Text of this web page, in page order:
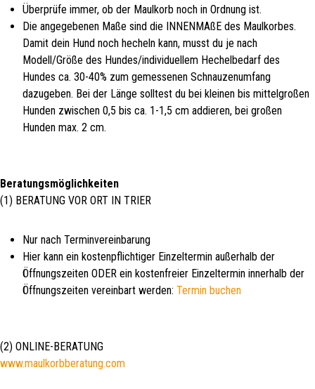
Überprüfe immer, ob der Maulkorb noch in Ordnung ist.
Die angegebenen Maße sind die INNENMAßE des Maulkorbes.
Damit dein Hund noch hecheln kann, musst du je nach
Modell/Größe des Hundes/individuellem Hechelbedarf des
Hundes ca. 30-40% zum gemessenen Schnauzenumfang
dazugeben. Bei der Länge solltest du bei kleinen bis mittelgroßen
Hunden zwischen 0,5 bis ca. 1-1,5 cm addieren, bei großen
Hunden max. 2 cm.
Beratungsmöglichkeiten
(1) BERATUNG VOR ORT IN TRIER
Nur nach Terminvereinbarung
Hier kann ein kostenpflichtiger Einzeltermin außerhalb der
Öffnungszeiten ODER ein kostenfreier Einzeltermin innerhalb der
Öffnungszeiten vereinbart werden: Termin buchen
(2) ONLINE-BERATUNG
www.maulkorbberatung.com